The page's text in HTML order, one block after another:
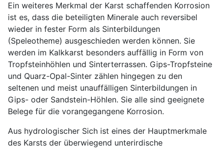
Ein weiteres Merkmal der Karst schaffenden Korrosion
ist es, dass die beteiligten Minerale auch reversibel
wieder in fester Form als Sinterbildungen
(Speleotheme) ausgeschieden werden können. Sie
werden im Kalkkarst besonders auffällig in Form von
Tropfsteinhöhlen und Sinterterrassen. Gips-Tropfsteine
und Quarz-Opal-Sinter zählen hingegen zu den
seltenen und meist unauffälligen Sinterbildungen in
Gips- oder Sandstein-Höhlen. Sie alle sind geeignete
Belege für die vorangegangene Korrosion.
Aus hydrologischer Sich ist eines der Hauptmerkmale
des Karsts der überwiegend unterirdische